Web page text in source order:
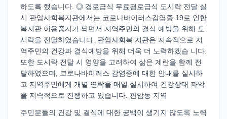
하도록 했습니다. ◎ 경로급식 무료경로급식 도시락 전달 실
시 판암사회복지관에서는 코로나바이러스감염증 19로 인한
복지관 이용중지가 되면서 지역주민의 결식 예방을 위해 도
시락을 전달하였습니다. 판암사회복 지관은 지속적으로 지
역주민의 건강과 결식예방을 위해 더욱 더 노력하겠습 니다.
또한 도시락 전달 시 영양을 고려하여 삶은 계란을 함께 전
달하였으며, 코로나바이러스 감염증에 대한 안내를 실시하
고 지역주민에게 개별 연락을 매일 실시하여 건강상태 파악
을 지속적으로 진행하고 있습니다. 판암동 지역
주민분들의 건강 및 결식에 대한 공백이 생기지 않도록 노력